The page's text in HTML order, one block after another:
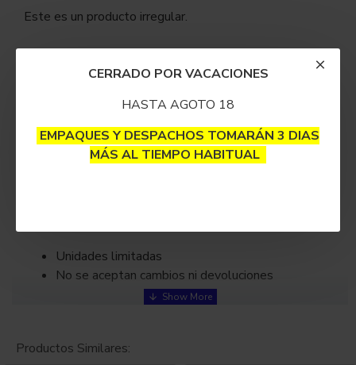
CERRADO POR VACACIONES
HASTA AGOTO 18
EMPAQUES Y DESPACHOS TOMARÁN 3 DIAS
MÁS AL TIEMPO HABITUAL
Este es un producto irregular.
Es totalmente útil y funcional pero con defectos de
fábrica, daños durante transporte o devueltos por
Productos más baratos.
Unidades limitadas
No se aceptan cambios ni devoluciones
Productos Similares: